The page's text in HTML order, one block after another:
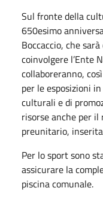
Sul fronte della
650esimo
Boccaccio, che
coinvolgere l’Ente
collaboreranno,
per le esposizioni
culturali e di
risorse anche per
preunitario,
Per lo sport sono
assicurare la
piscina comunale.